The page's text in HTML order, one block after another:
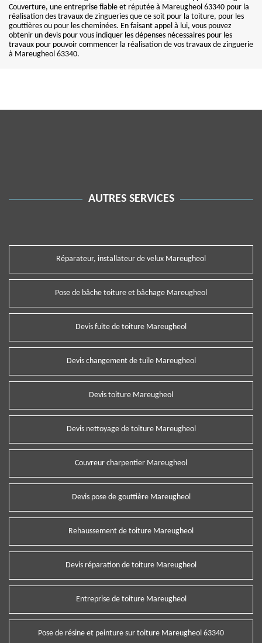
Couverture, une entreprise fiable et réputée à Mareugheol 63340 pour la
réalisation des travaux de zingueries que ce soit pour la toiture, pour les
gouttières ou pour les cheminées. En faisant appel à lui, vous pouvez
obtenir un devis pour vous indiquer les dépenses nécessaires pour les
travaux pour pouvoir commencer la réalisation de vos travaux de zinguerie
à Mareugheol 63340.
AUTRES SERVICES
Réparateur, installateur de velux Mareugheol
Pose de bâche toiture et bâchage Mareugheol
Devis fuite de toiture Mareugheol
Devis changement de tuile Mareugheol
Devis toiture Mareugheol
Devis nettoyage de toiture Mareugheol
Couvreur charpentier Mareugheol
Devis pose de gouttière Mareugheol
Rehaussement de toiture Mareugheol
Devis réparation de toiture Mareugheol
Entreprise de toiture Mareugheol
Pose de résine et peinture sur toiture Mareugheol 63340